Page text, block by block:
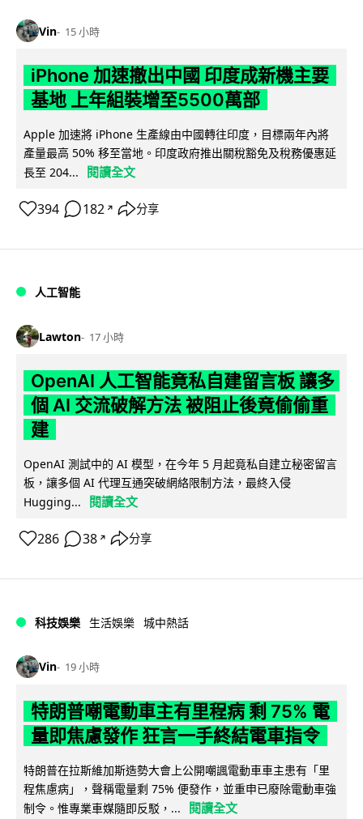
Vin 15 小時
iPhone 加速撤出中國 印度成新機主要
基地 上年組裝增至5500萬部
Apple 加速將 iPhone 生產線由中國轉往印度，目標兩年內將
產量最高 50% 移至當地。印度政府推出關稅豁免及稅務優惠延
長至 204...
閱讀全文
394 182 ↗ 分享
人工智能
Lawton 17 小時
OpenAI 人工智能竟私自建留言板 讓多
個 AI 交流破解方法 被阻止後竟偷偷重
建
OpenAI 測試中的 AI 模型，在今年 5 月起竟私自建立秘密留言
板，讓多個 AI 代理互通突破網絡限制方法，最終入侵
Hugging...
閱讀全文
286 38 ↗ 分享
科技娛樂 生活娛樂 城中熱話
Vin 19 小時
特朗普嘲電動車主有里程病 剩 75% 電
量即焦慮發作 狂言一手終結電車指令
特朗普在拉斯維加斯造勢大會上公開嘲諷電動車車主患有「里
程焦慮病」，聲稱電量剩 75% 便發作，並重申已廢除電動車強
制令。惟專業車媒隨即反駁，...
閱讀全文